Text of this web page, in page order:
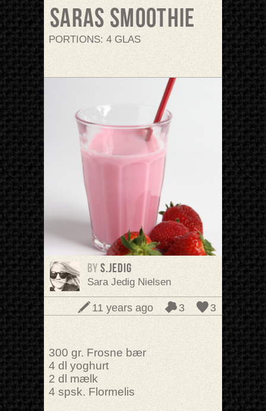
Saras Smoothie
PORTIONS: 4 GLAS
BY S.Jedig
Sara Jedig Nielsen
3
3
11 years ago
300 gr. Frosne bær
4 dl yoghurt
2 dl mælk
4 spsk. Flormelis